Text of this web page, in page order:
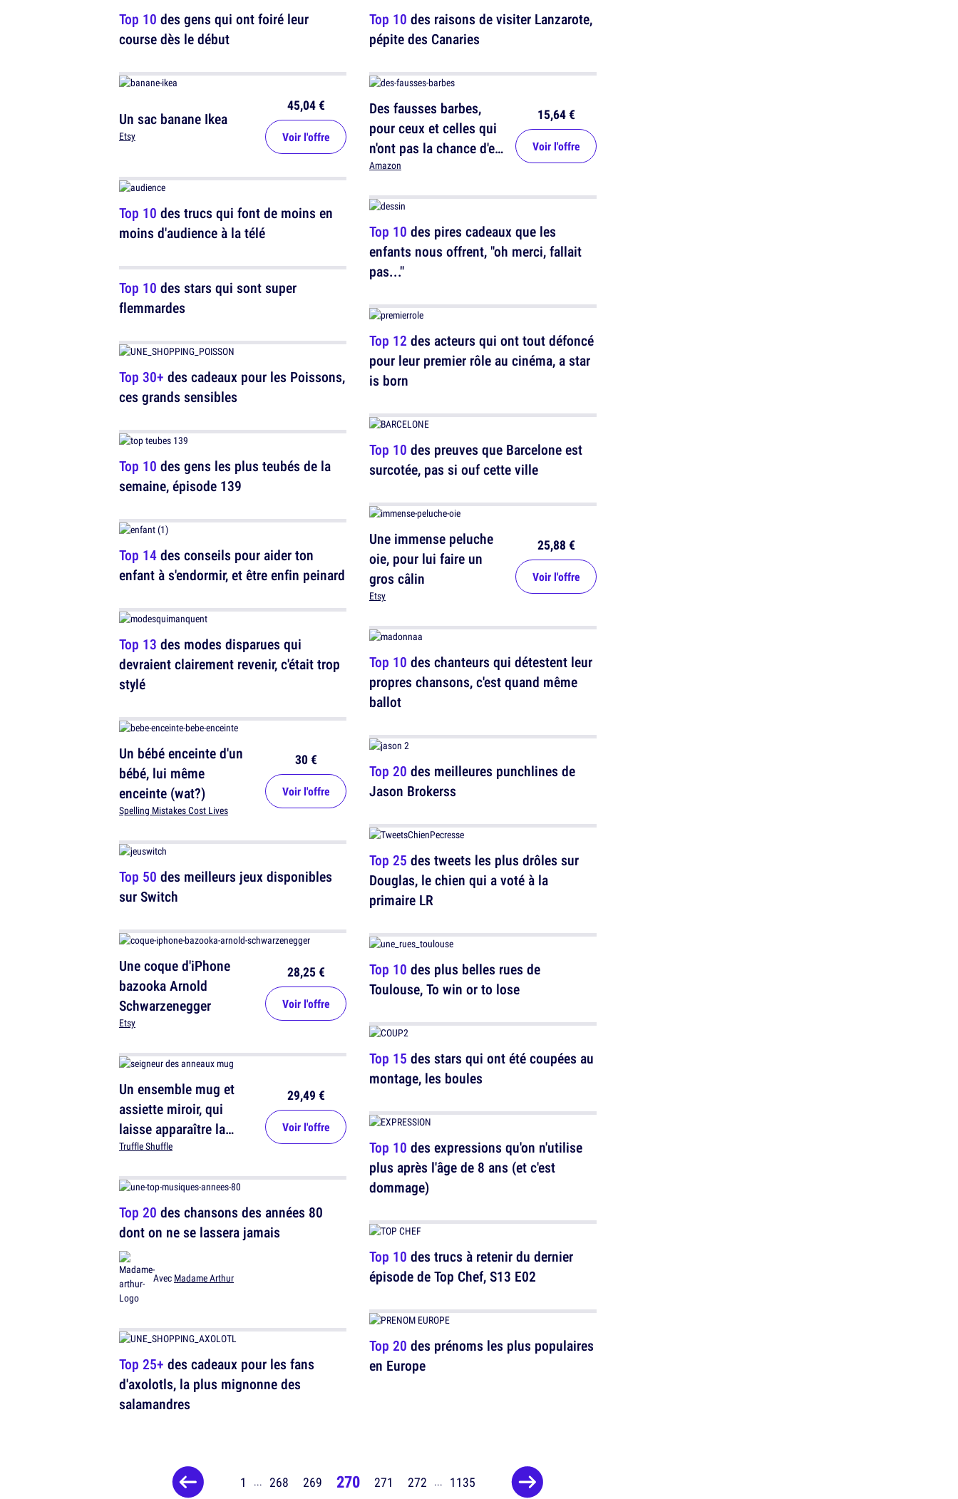
Top 10 des gens qui ont foiré leur
course dès le début
Un sac banane Ikea
Etsy
45,04 €
Voir l'offre
Top 10 des trucs qui font de moins en
moins d'audience à la télé
Top 10 des stars qui sont super
flemmardes
Top 30+ des cadeaux pour les Poissons,
ces grands sensibles
Top 10 des gens les plus teubés de la
semaine, épisode 139
Top 14des conseils pour aider ton
enfant à s'endormir, et être enfin peinard
Top 13 des modes disparues qui
devraient clairement revenir, c'était trop
stylé
Un bébé enceinte d'un
bébé, lui même
enceinte (wat?)
Spelling Mistakes Cost Lives
30 €
Voir l'offre
Top 50 des meilleurs jeux disponibles
sur Switch
Une coque d'iPhone
bazooka Arnold
Schwarzenegger
Etsy
28,25 €
Voir l'offre
Un ensemble mug et
assiette miroir, qui
laisse apparaître la
quête du Seigneur des
Truffle Shuffle
29,49 €
Voir l'offre
Top 20 des chansons des années 80
dont on ne se lassera jamais
Avec Madame Arthur
Top 25+ des cadeaux pour les fans
d'axolotls, la plus mignonne des
salamandres
Top 10 des raisons de visiter Lanzarote,
pépite des Canaries
Des fausses barbes,
pour ceux et celles qui
n'ont pas la chance d'en
avoir
Amazon
15,64 €
Voir l'offre
Top 10 des pires cadeaux que les
enfants nous offrent, "oh merci, fallait
pas..."
Top 12 des acteurs qui ont tout défoncé
pour leur premier rôle au cinéma, a star
is born
Top 10 des preuves que Barcelone est
surcotée, pas si ouf cette ville
Une immense peluche
oie, pour lui faire un
gros câlin
Etsy
25,88 €
Voir l'offre
Top 10 des chanteurs qui détestent leur
propres chansons, c'est quand même
ballot
Top 20 des meilleures punchlines de
Jason Brokerss
Top 25 des tweets les plus drôles sur
Douglas, le chien qui a voté à la
primaire LR
Top 10 des plus belles rues de
Toulouse, To win or to lose
Top 15 des stars qui ont été coupées au
montage, les boules
Top 10 des expressions qu'on n'utilise
plus après l'âge de 8 ans (et c'est
dommage)
Top 10 des trucs à retenir du dernier
épisode de Top Chef, S13 E02
Top 20 des prénoms les plus populaires
en Europe
1 ... 268 269 270 271 272 ... 1135